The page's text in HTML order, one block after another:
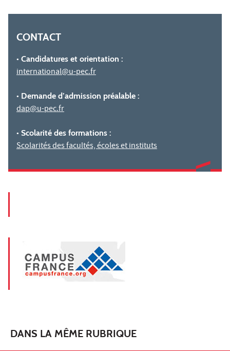
CONTACT
• Candidatures et orientation :
international@u-pec.fr
• Demande d’admission préalable :
dap@u-pec.fr
• Scolarité des formations :
Scolarités des facultés, écoles et instituts
DANS LA MÊME RUBRIQUE